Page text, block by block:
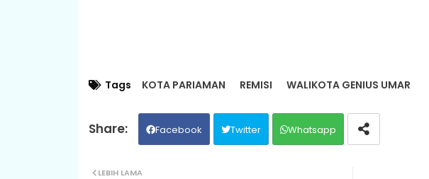
Tags KOTA PARIAMAN REMISI WALIKOTA GENIUS UMAR
Facebook Twitter Whatsapp
LEBIH LAMA